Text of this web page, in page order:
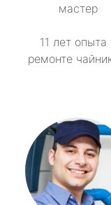
мастер
11 лет опыта
ремонте